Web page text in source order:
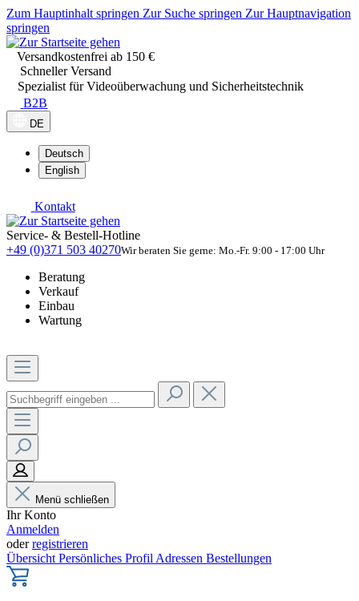
Zum Hauptinhalt springen Zur Suche springen Zur Hauptnavigation
springen
Versandkostenfrei ab 150 €
Schneller Versand
Spezialist für Videoüberwachung und Sicherheitstechnik
B2B
DE
Deutsch
English
Kontakt
Service- & Bestell-Hotline
+49 (0)371 503 40270Wir beraten Sie gerne: Mo.-Fr. 9:00 - 17:00 Uhr
Beratung
Verkauf
Einbau
Wartung
Menü schließen
Ihr Konto
Anmelden
oderregistrieren
Übersicht Persönliches Profil Adressen Bestellungen